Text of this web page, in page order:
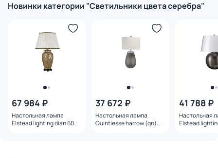
Новинки категории "Светильники цвета серебра"
67 984 ₽
Настольная лампа
Elstead lighting dian 60W
37 672 ₽
Настольная лампа
Quintiesse harrow (qn)
41 788 ₽
Настольная
Elstead